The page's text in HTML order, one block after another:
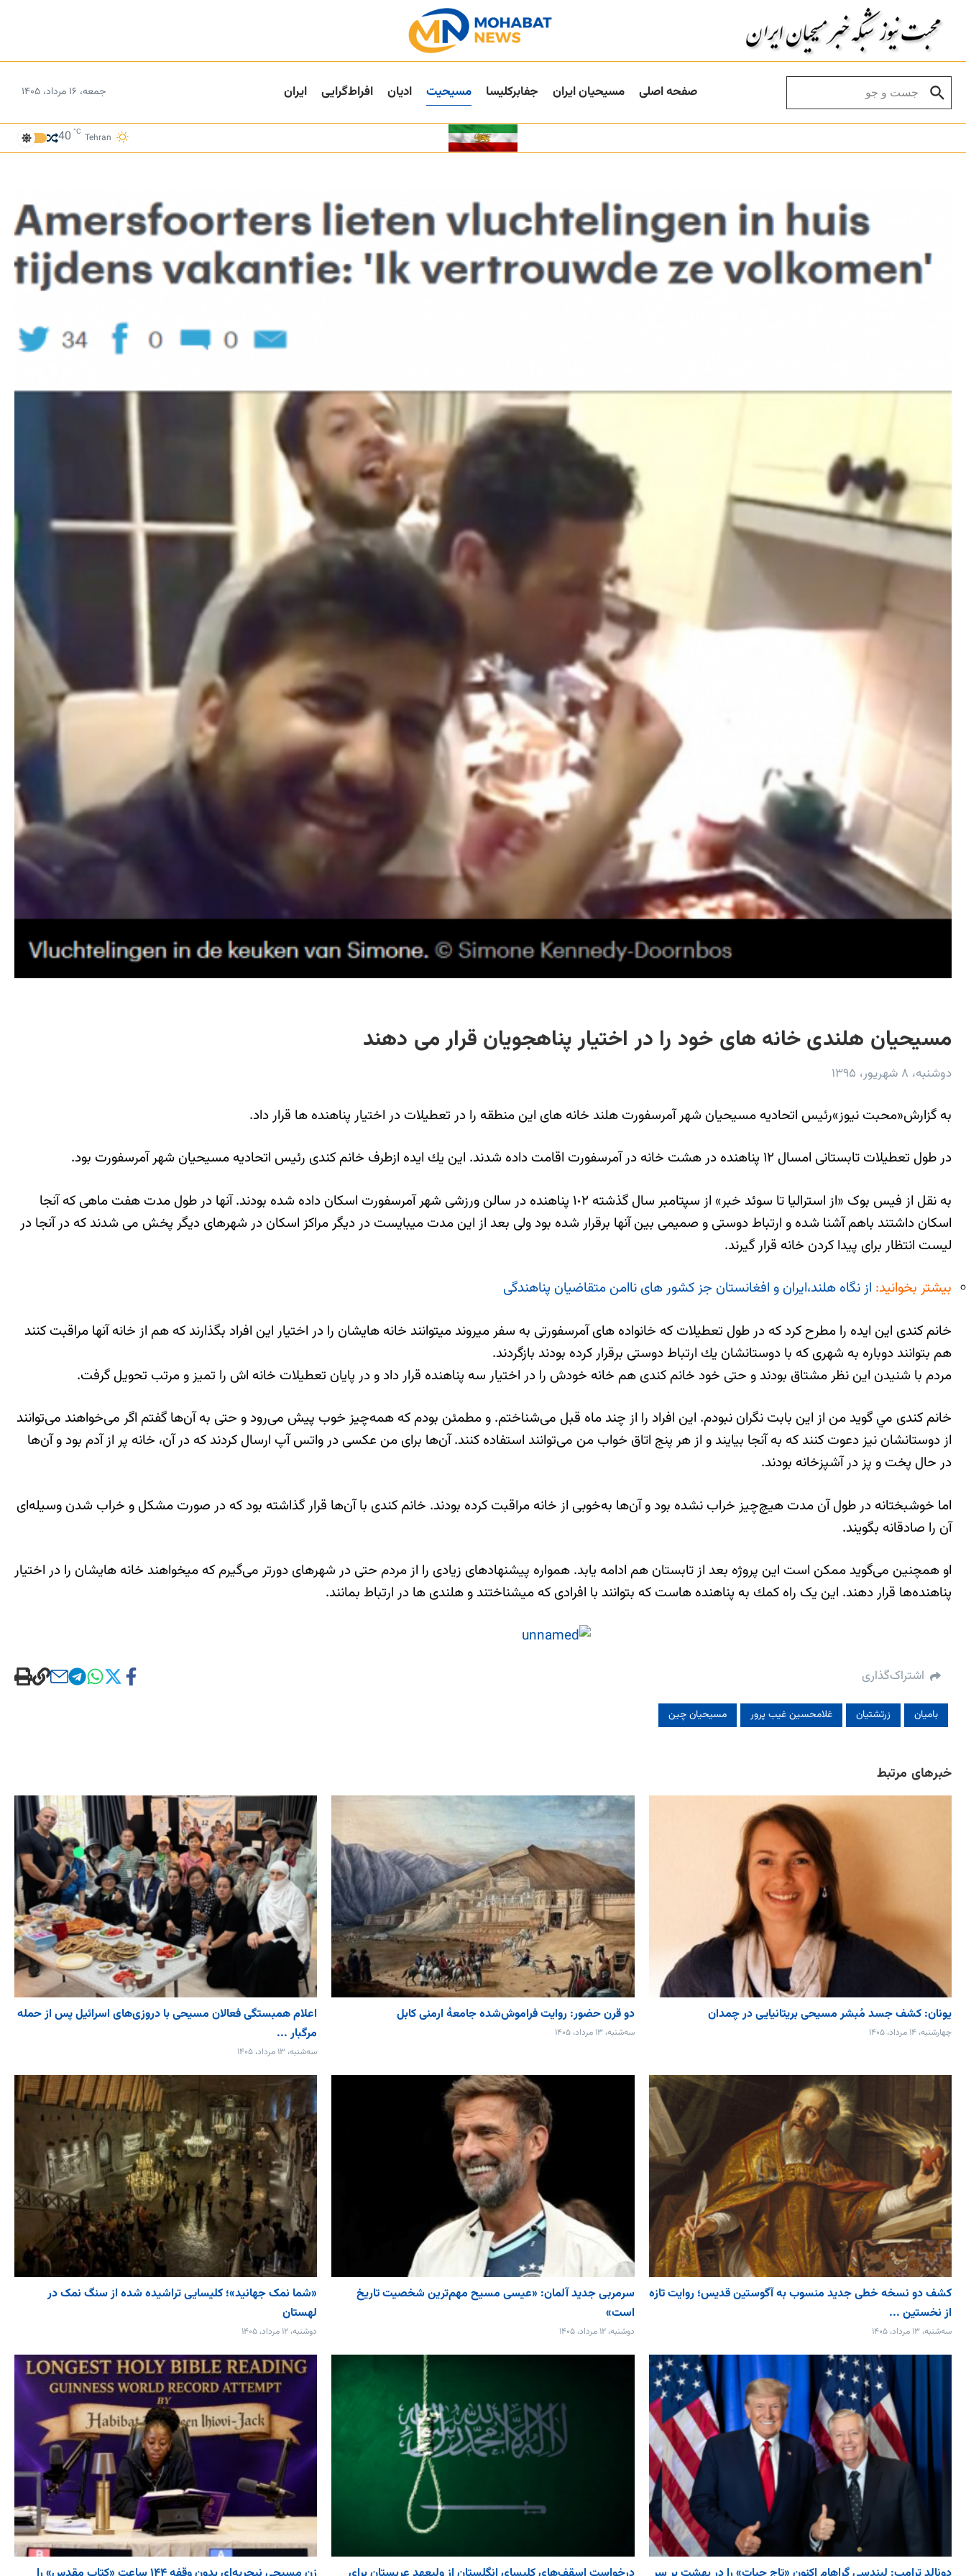
صفحه اصلی مسیحیان ایران جفا‌بر‌کلیسا مسیحیت ادیان افراط‌گرایی ایران جمعه، ۱۶ مرداد، ۱۴۰۵
Tehran
40 °C
مسیحیان هلندی خانه های خود را در اختیار پناهجویان قرار می دهند
دوشنبه، ۸ شهریور، ۱۳۹۵
به گزارش«محبت نیوز»رئیس اتحادیه مسیحیان شهر آمرسفورت هلند خانه های این منطقه را در تعطیلات در اختیار پناهنده ها قرار داد.
در طول تعطیلات تابستانی امسال ١٢ پناهنده در هشت خانه در آمرسفورت اقامت داده شدند. این یك ایده ازطرف خانم کندی رئیس اتحادیه مسیحیان شهر آمرسفورت بود.
به نقل از فیس بوک «از استرالیا تا سوئد خبر» از سپتامبر سال گذشته ١٠٢ پناهنده در سالن ورزشی شهر آمرسفورت اسكان داده شده بودند. آنها در طول مدت هفت ماهی كه آنجا
اسكان داشتند باهم آشنا شده و ارتباط دوستی و صمیمی بین آنها برقرار شده بود ولی بعد از این مدت میبایست در دیگر مراكز اسكان در شهرهای دیگر پخش می شدند كه در آنجا در
لیست انتظار برای پیدا کردن خانه قرار گیرند.
بیشتر بخوانید: از نگاه هلند،ایران و افغانستان جز کشور های ناامن متقاضیان پناهندگی
خانم کندی این ایده را مطرح كرد كه در طول تعطیلات كه خانواده های آمرسفورتی به سفر میروند میتوانند خانه هایشان را در اختیار این افراد بگذارند كه هم از خانه آنها مراقبت كنند
هم بتوانند دوباره به شهری كه با دوستانشان یك ارتباط دوستی برقرار كرده بودند بازگردند.
مردم با شنیدن این نظر مشتاق بودند و حتی خود خانم کندی هم خانه خودش را در اختیار سه پناهنده قرار داد و در پایان تعطیلات خانه اش را تمیز و مرتب تحویل گرفت.
خانم کندی مي گوید من از این بابت نگران نبودم. این افراد را از چند ماه قبل می‌شناختم. و مطمئن بودم كه همه‌چیز خوب پیش می‌رود و حتی به آن‌ها گفتم اگر می‌خواهند می‌توانند
از دوستانشان نیز دعوت كنند كه به آنجا بیایند و از هر پنج اتاق‌ خواب من می‌توانند استفاده كنند. آن‌ها برای من عكسی در واتس آپ ارسال كردند كه در آن، خانه پر از آدم بود و آن‌ها
در حال پخت‌ و پز در آشپزخانه بودند.
اما خوشبختانه در طول آن مدت هیچ‌چیز خراب نشده بود و آن‌ها به‌خوبی از خانه مراقبت كرده بودند. خانم کندی با آن‌ها قرار گذاشته بود كه در صورت مشكل و خراب شدن وسیله‌ای
آن را صادقانه بگویند.
او همچنين می‌گوید ممكن است این پروژه بعد از تابستان هم ادامه یابد. همواره پیشنهاد‌های زیادی را از مردم حتی در شهرهای دورتر می‌گیرم كه میخواهند خانه هایشان را در اختیار
پناهنده‌ها قرار دهند. این یک راه كمك به پناهنده هاست كه بتوانند با افرادی كه میشناختند و هلندی ها در ارتباط بمانند.
اشتراک‌گذاری
بامیان زرتشتیان غلامحسین غیب پرور مسیحیان چین
خبرهای مرتبط
یونان: کشف جسد مُبشر مسیحی بریتانیایی در چمدان
چهارشنبه، ۱۴ مرداد، ۱۴۰۵
دو قرن حضور: روایت فراموش‌شده جامعۀ ارمنی کابل
سه‌شنبه، ۱۳ مرداد، ۱۴۰۵
اعلام همبستگی فعالان مسیحی با دروزی‌های اسرائیل پس از حمله
مرگبار ...
سه‌شنبه، ۱۳ مرداد، ۱۴۰۵
کشف دو نسخه خطی جدید منسوب به آگوستین قدیس؛ روایت تازه
از نخستین ...
سه‌شنبه، ۱۳ مرداد، ۱۴۰۵
سرمربی جدید آلمان: «عیسی مسیح مهم‌ترین شخصیت تاریخ
است»
دوشنبه، ۱۲ مرداد، ۱۴۰۵
«شما نمک جهانید»؛ کلیسایی تراشیده شده از سنگ نمک در
لهستان
دوشنبه، ۱۲ مرداد، ۱۴۰۵